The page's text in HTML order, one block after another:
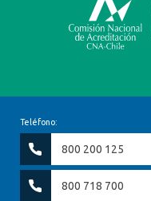
Teléfono:
800 200 125
800 718 700